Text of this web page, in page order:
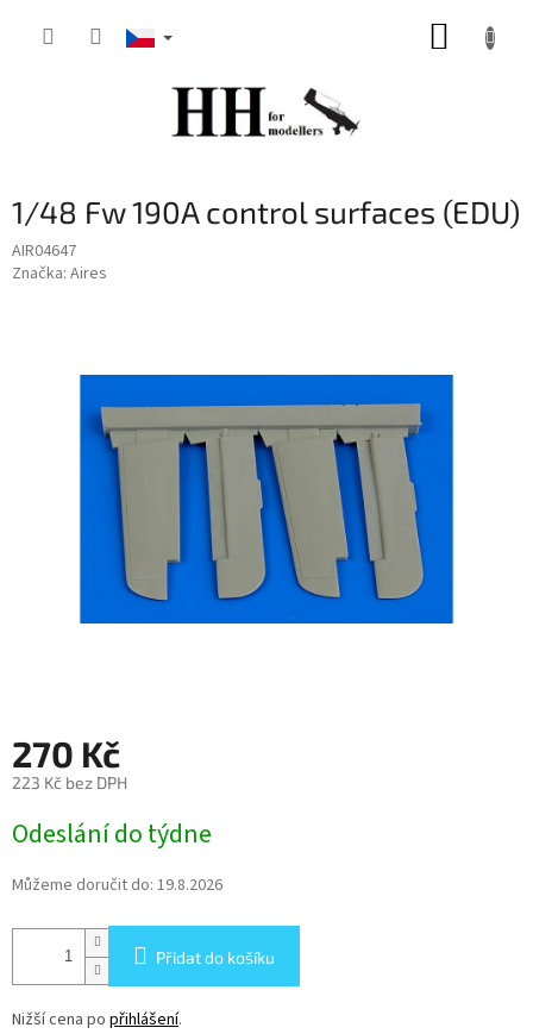
1/48 Fw 190A control surfaces (EDU)
AIR04647
Značka: Aires
270 Kč
223 Kč bez DPH
cena:
Odeslání do týdne
Můžeme doručit do: 19.8.2026
Přidat do košíku
Nižší cena po přihlášení.